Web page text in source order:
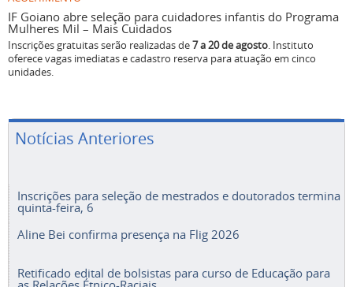
IF Goiano abre seleção para cuidadores infantis do Programa
Mulheres Mil – Mais Cuidados
Inscrições gratuitas serão realizadas de7 a 20 de agosto. Instituto
oferece vagas imediatas e cadastro reserva para atuação em cinco
unidades.
Notícias Anteriores
Inscrições para seleção de mestrados e doutorados termina
quinta-feira, 6
Aline Bei confirma presença na Flig 2026
Retificado edital de bolsistas para curso de Educação para